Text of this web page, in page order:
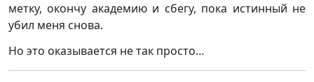
метку, окончу академию и сбегу, пока истинный не
убил меня снова.
Но это оказывается не так просто…